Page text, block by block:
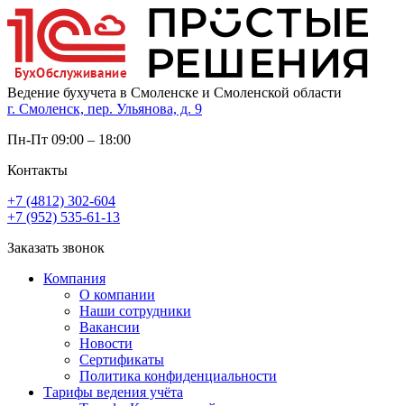
Ведение бухучета в Смоленске и Смоленской области
г. Смоленск, пер. Ульянова, д. 9
Пн-Пт 09:00 – 18:00
Контакты
+7 (4812) 302-604
+7 (952) 535-61-13
Заказать звонок
Компания
О компании
Наши сотрудники
Вакансии
Новости
Сертификаты
Политика конфиденциальности
Тарифы ведения учёта